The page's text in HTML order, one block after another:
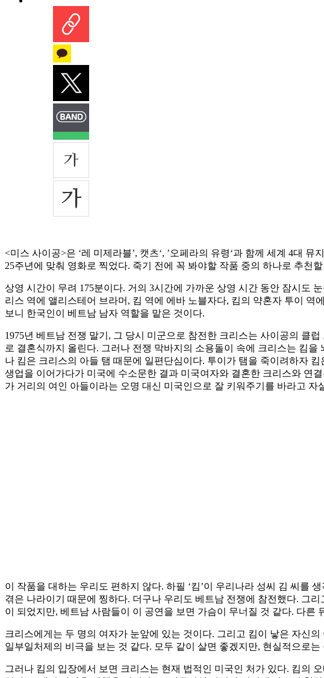
<미스 사이공>은 ‘레 미제라블’, 캣츠‘, ’오페라의 유령‘과 함께 세계 4대
25주년에 맞춰 영화로 찍었다. 죽기 전에 꼭 봐야할 작품 중의 하나로 추천
상영 시간이 무려 175분이다. 거의 3시간에 가까운 상영 시간 동안 잠시도
리스 역에 앨리스테어 브라머, 킴 역에 에바 노블자다, 킴의 약혼자 투이
보니 한국인이 베트남 남자 역할을 맡은 것이다.
1975년 베트남 전쟁 말기, 그 당시 미군으로 참전한 크리스는 사이공의 클
로 결혼식까지 올린다. 그러나 전쟁 막바지의 소용돌이 속에 크리스는 킴
나 킴은 크리스의 아들 탬 때문에 일편단심이다. 투이가 탬을 죽이려하자
생업을 이어가다가 미국에 수소문한 결과 미국여자와 결혼한 크리스와 연
가 거리의 여인 아들이라는 오명 대신 미국인으로 잘 키워주기를 바라고 자
이 작품을 대하는 우리도 편하지 않다. 하필 ‘킴’이 우리나라 성씨 김 씨를
겪은 나라이기 때문에 찡하다. 더구나 우리도 베트남 전쟁에 참전했다. 그
이 되었지만, 베트남 사람들이 이 공연을 보면 가슴이 무너질 것 같다. 다
크리스에게는 두 명의 여자가 눈앞에 있는 것이다. 그리고 킴이 낳은 자신
일부일처제의 비극을 보는 것 같다. 모두 같이 살면 좋겠지만, 현실적으로
그러나 킴의 입장에서 보면 크리스는 현재 법적인 미국인 처가 있다. 킴의